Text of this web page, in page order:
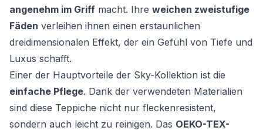
angenehm im Griff macht. Ihre weichen zweistufige
Fäden verleihen ihnen einen erstaunlichen
dreidimensionalen Effekt, der ein Gefühl von Tiefe und
Luxus schafft.
Einer der Hauptvorteile der Sky-Kollektion ist die
einfache Pflege. Dank der verwendeten Materialien
sind diese Teppiche nicht nur fleckenresistent,
sondern auch leicht zu reinigen. Das OEKO-TEX-